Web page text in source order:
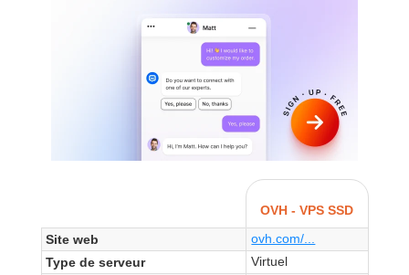
OVH - VPS SSD
Site web
ovh.com/...
Type de serveur
Virtuel